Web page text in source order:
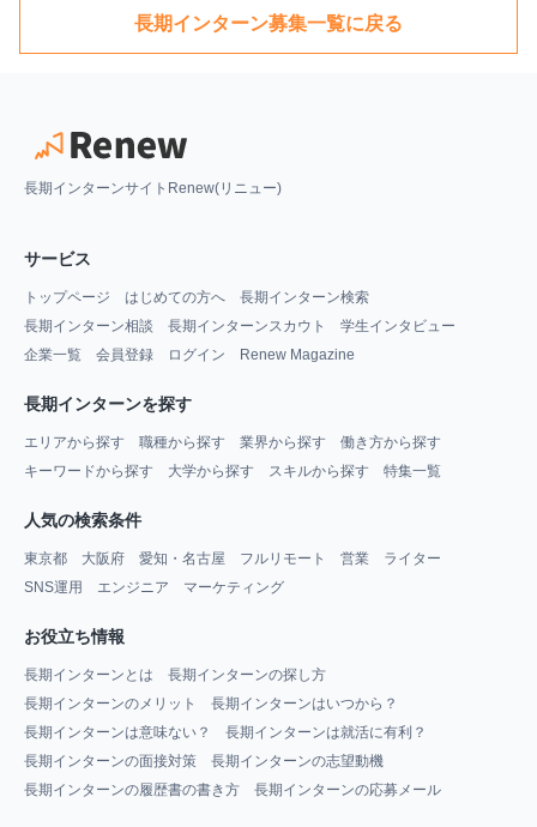
長期インターン募集一覧に戻る
長期インターンサイトRenew(リニュー)
サービス
トップページ はじめての方へ
長期インターン検索
長期インターン相談
長期インターンスカウト
学生インタビュー
企業一覧
会員登録 ログイン Renew Magazine
長期インターンを探す
エリアから探す 職種から探す 業界から探す
働き方から探す
キーワードから探す
大学から探す スキルから探す 特集一覧
人気の検索条件
東京都 大阪府 愛知・名古屋 フルリモート 営業
ライター
SNS運用
エンジニア マーケティング
お役立ち情報
長期インターンとは
長期インターンの探し方
長期インターンのメリット
長期インターンはいつから？
長期インターンは意味ない？
長期インターンは就活に有利？
長期インターンの面接対策
長期インターンの志望動機
長期インターンの履歴書の書き方
長期インターンの応募メール